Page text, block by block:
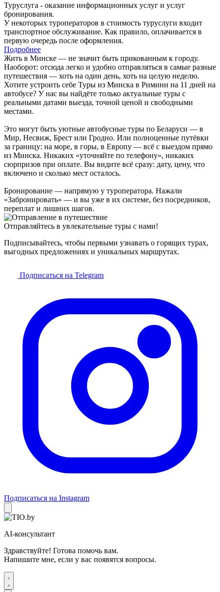
Туруслуга - оказание информационных услуг и услуг
бронирования.
У некоторых туроператоров в стоимость туруслуги входит
транспортное обслуживание. Как правило, оплачивается в
первую очередь после оформления.
Подробнее
Жить в Минске — не значит быть прикованным к городу.
Наоборот: отсюда легко и удобно отправляться в самые разные
путешествия — хоть на один день, хоть на целую неделю.
Хотите устроить себе Туры из Минска в Римини на 11 дней на
автобусе? У нас вы найдёте только актуальные туры с
реальными датами выезда, точной ценой и свободными
местами.
Это могут быть уютные автобусные туры по Беларуси — в
Мир, Несвиж, Брест или Гродно. Или полноценные путёвки
за границу: на море, в горы, в Европу — всё с выездом прямо
из Минска. Никаких «уточняйте по телефону», никаких
сюрпризов при оплате. Вы видите всё сразу: дату, цену, что
включено и сколько мест осталось.
Бронирование — напрямую у туроператора. Нажали
«Забронировать» — и вы уже в их системе, без посредников,
переплат и лишних шагов.
Отправляйтесь в увлекательные туры с нами!
Подписывайтесь, чтобы первыми узнавать о горящих турах,
выгодных предложениях и уникальных маршрутах.
Подписаться на Telegram
Подписаться на Instagram
AI-консультант
Здравствуйте! Готова помочь вам.
Напишите мне, если у вас появятся вопросы.